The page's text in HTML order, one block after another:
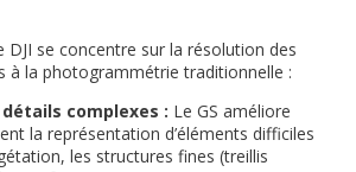
DJI se concentre sur la résolution des
à la photogrammétrie traditionnelle :
complexes : Le GS améliore
la représentation d’éléments difficiles
les structures fines (treillis